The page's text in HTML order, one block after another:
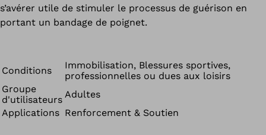
s’avérer utile de stimuler le processus de guérison en
portant un bandage de poignet.
Conditions
Immobilisation, Blessures sportives,
professionnelles ou dues aux loisirs
Groupe
d'utilisateurs Adultes
Applications Renforcement & Soutien